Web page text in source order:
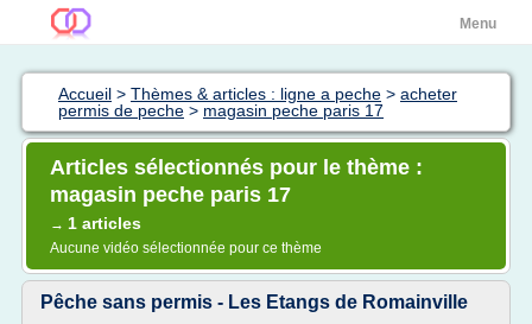
Menu
Accueil > Thèmes & articles : ligne a peche > acheter
permis de peche > magasin peche paris 17
Articles sélectionnés pour le thème :
magasin peche paris 17
→ 1 articles
Aucune vidéo sélectionnée pour ce thème
Pêche sans permis - Les Etangs de Romainville